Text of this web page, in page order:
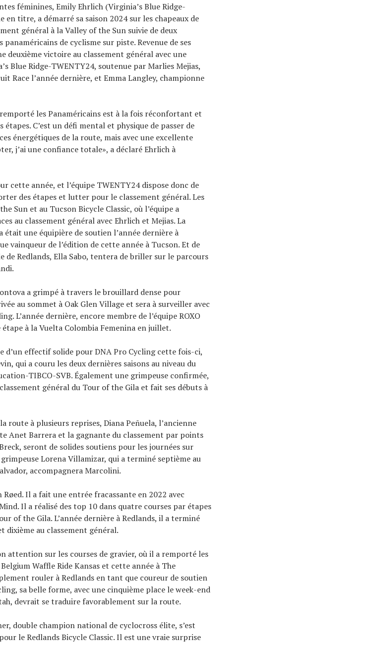
féminines, Emily Ehrlich (Virginia’s Blue Ridge-
en titre, a démarré sa saison 2024 sur les chapeaux de
général à la Valley of the Sun suivie de deux
panaméricains de cyclisme sur piste. Revenue de ses
deuxième victoire au classement général avec une
Blue Ridge-TWENTY24, soutenue par Marlies Mejias,
Race l’année dernière, et Emma Langley, championne
les Panaméricains est à la fois réconfortant et
C’est un défi mental et physique de passer de
énergétiques de la route, mais avec une excellente
j’ai une confiance totale», a déclaré Ehrlich à
cette année, et l’équipe TWENTY24 dispose donc de
des étapes et lutter pour le classement général. Les
Sun et au Tucson Bicycle Classic, où l’équipe a
au classement général avec Ehrlich et Mejias. La
était une équipière de soutien l’année dernière à
vainqueur de l’édition de cette année à Tucson. Et de
de Redlands, Ella Sabo, tentera de briller sur le parcours
a grimpé à travers le brouillard dense pour
au sommet à Oak Glen Village et sera à surveiller avec
L’année dernière, encore membre de l’équipe ROXO
à la Vuelta Colombia Femenina en juillet.
d’un effectif solide pour DNA Pro Cycling cette fois-ci,
qui a couru les deux dernières saisons au niveau du
TIBCO-SVB. Également une grimpeuse confirmée,
général du Tour of the Gila et fait ses débuts à
route à plusieurs reprises, Diana Peñuela, l’ancienne
Anet Barrera et la gagnante du classement par points
seront de solides soutiens pour les journées sur
Lorena Villamizar, qui a terminé septième au
accompagnera Marcolini.
Il a fait une entrée fracassante en 2022 avec
Il a réalisé des top 10 dans quatre courses par étapes
of the Gila. L’année dernière à Redlands, il a terminé
au classement général.
attention sur les courses de gravier, où il a remporté les
Waffle Ride Kansas et cette année à The
rouler à Redlands en tant que coureur de soutien
sa belle forme, avec une cinquième place le week-end
devrait se traduire favorablement sur la route.
double champion national de cyclocross élite, s’est
le Redlands Bicycle Classic. Il est une vraie surprise